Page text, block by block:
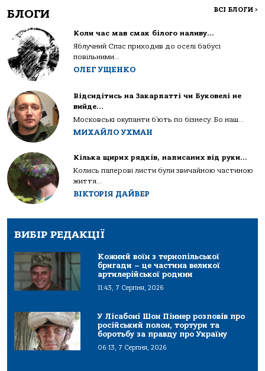
БЛОГИ ВСІ БЛОГИ >
Коли час мав смак білого наливу…
Яблучний Спас приходив до оселі бабусі
повільними...
ОЛЕГ УЩЕНКО
Відсидітись на Закарпатті чи Буковелі не
вийде…
Московські окупанти б’ють по бізнесу. Бо наш...
МИХАЙЛО УХМАН
Кілька щирих рядків, написаних від руки…
Колись паперові листи були звичайною частиною
життя...
ВІКТОРІЯ ДАЙВЕР
ВИБІР РЕДАКЦІЇ
Кожний воїн з тернопільської
бригади – це частина великої
артилерійської родини
11:43, 7 Серпня, 2026
У Лісабоні Шон Піннер розповів про
російський полон, тортури та
боротьбу за правду про Україну
06:13, 7 Серпня, 2026